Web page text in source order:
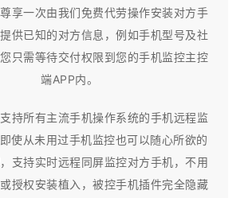
享一次由我们免费代劳操作安装对方手
供已知的对方信息，例如手机型号及社
只需等待交付权限到您的手机监控主控
端APP内。
持所有主流手机操作系统的手机远程监
使从未用过手机监控也可以随心所欲的
支持实时远程同屏监控对方手机，不用
授权安装植入，被控手机插件完全隐藏